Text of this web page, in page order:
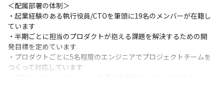
＜配属部署の体制＞
・起業経験のある執行役員/CTOを筆頭に19名のメンバーが在籍し
ています
・半期ごとに担当のプロダクトが抱える課題を解決するための開
発目標を定めています
・プロダクトごとに5名程度のエンジニアでプロジェクトチームを
つくって対応しています